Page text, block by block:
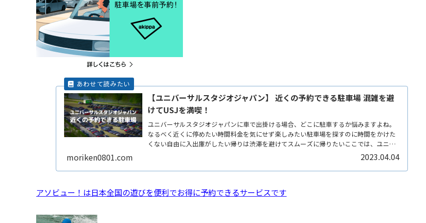
【ユニバーサルスタジオジャパン】 近くの予約できる駐車場 混雑を避
けてUSJを満喫！
ユニバーサルスタジオジャパンに車で出掛ける場合、どこに駐車するか悩みますよね。
なるべく近くに停めたい時間料金を気にせず楽しみたい駐車場を探すのに時間をかけた
くない自由に入出庫がしたい帰りは渋滞を避けてスムーズに帰りたいここでは、ユニバ
moriken0801.com 2023.04.04
アソビュー！は日本全国の遊びを便利でお得に予約できるサービスです